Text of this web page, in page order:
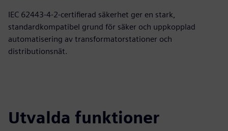
IEC 62443‑4-2-certifierad säkerhet ger en stark,
standardkompatibel grund för säker och uppkopplad
automatisering av transformatorstationer och
distributionsnät.
Utvalda funktioner